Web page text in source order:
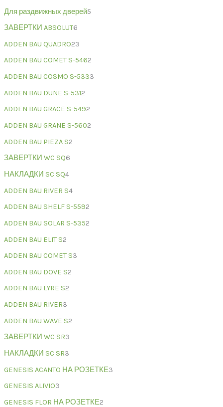
Для раздвижных дверей5
ЗАВЕРТКИ ABSOLUT6
ADDEN BAU QUADRO23
ADDEN BAU COMET S-5462
ADDEN BAU COSMO S-5333
ADDEN BAU DUNE S-5312
ADDEN BAU GRACE S-5492
ADDEN BAU GRANE S-5602
ADDEN BAU PIEZA S2
ЗАВЕРТКИ WC SQ6
НАКЛАДКИ SC SQ4
ADDEN BAU RIVER S4
ADDEN BAU SHELF S-5592
ADDEN BAU SOLAR S-5352
ADDEN BAU ELIT S2
ADDEN BAU COMET S3
ADDEN BAU DOVE S2
ADDEN BAU LYRE S2
ADDEN BAU RIVER3
ADDEN BAU WAVE S2
ЗАВЕРТКИ WC SR3
НАКЛАДКИ SC SR3
GENESIS ACANTO НА РОЗЕТКЕ3
GENESIS ALIVIO3
GENESIS FLOR НА РОЗЕТКЕ2